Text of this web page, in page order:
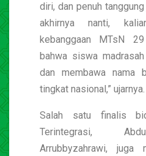
diri, dan penuh
akhirnya nanti,
kebanggaan MTsN
bahwa siswa
dan membawa nama
tingkat nasional,” ujarnya.
Salah satu finalis
Terintegrasi,
Arrubbyzahrawi, juga